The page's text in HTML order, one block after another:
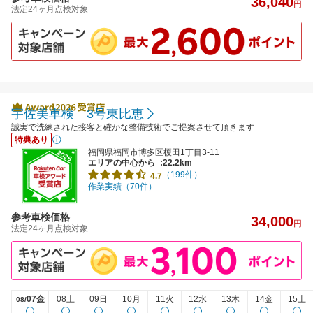
法定24ヶ月点検対象
円
宇佐美車検 3号東比恵
誠実で洗練された接客と確かな整備技術でご提案させて頂きます
特典あり
福岡県福岡市博多区榎田1丁目3-11
エリアの中心から
:22.2km
4.7 （199件）
作業実績（70件）
参考車検価格
法定24ヶ月点検対象 34,000円
08/07金 08土 09日 10月 11火 12水 13木 14金 15土